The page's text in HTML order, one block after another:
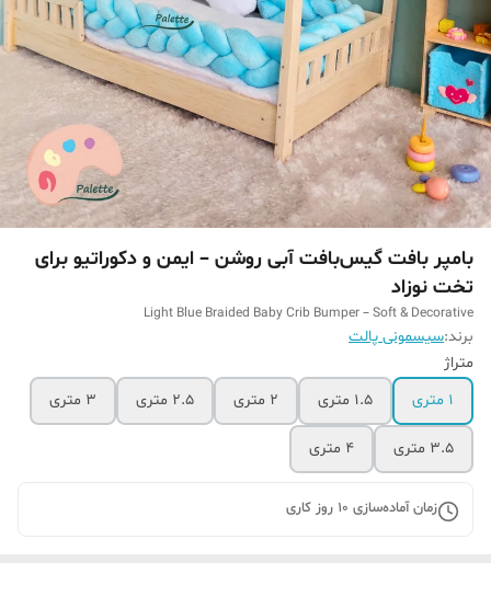
بامپر بافت گیس‌بافت آبی روشن – ایمن و دکوراتیو برای
تخت نوزاد
Light Blue Braided Baby Crib Bumper – Soft & Decorative
برند:سیسمونی پالت
متراژ
۱ متری
۱.۵ متری ۲ متری ۲.۵ متری ۳ متری
۳.۵ متری ۴ متری
زمان آماده‌سازی 10 روز کاری